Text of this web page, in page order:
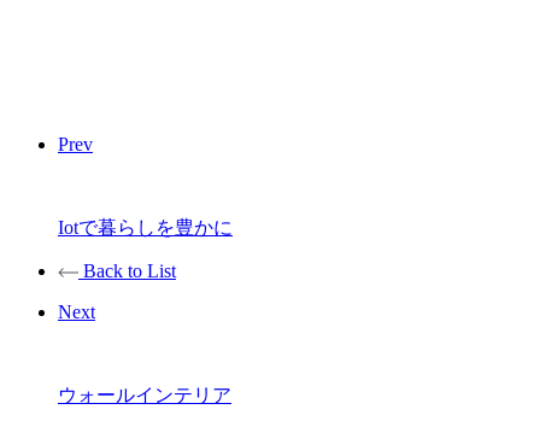
Prev
Iotで暮らしを豊かに
Back to List
Next
ウォールインテリア